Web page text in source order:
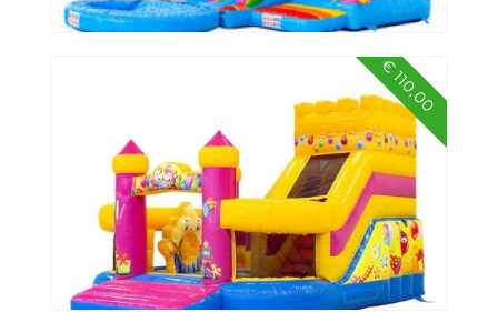
Springkussen unicorn party € 110,00